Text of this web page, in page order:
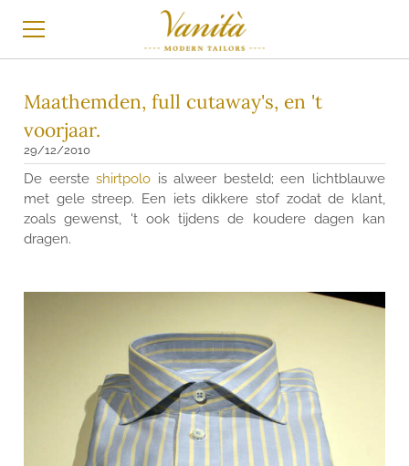
Maathemden, full cutaway's, en 't
voorjaar.
29/12/2010
De eersteshirtpolo is alweer besteld; een lichtblauwe
met gele streep. Een iets dikkere stof zodat de klant,
zoals gewenst, 't ook tijdens de koudere dagen kan
dragen.
MAATPAK
MAATHEMD
TROUWKLEDING
CONTACT